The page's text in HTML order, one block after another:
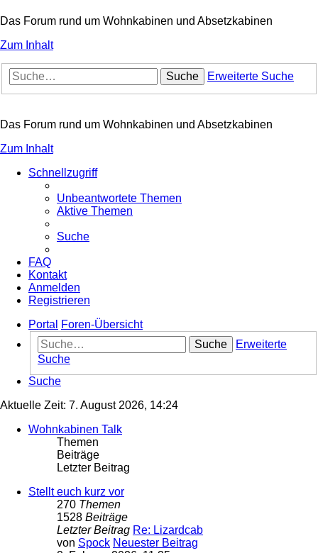
Das Forum rund um Wohnkabinen und Absetzkabinen
Zum Inhalt
Suche Erweiterte Suche
Das Forum rund um Wohnkabinen und Absetzkabinen
Zum Inhalt
Schnellzugriff
Unbeantwortete Themen
Aktive Themen
Suche
FAQ
Kontakt
Anmelden
Registrieren
Portal
Foren-Übersicht
Suche
Erweiterte
Suche
Suche
Aktuelle Zeit: 7. August 2026, 14:24
Wohnkabinen Talk
Themen
Beiträge
Letzter Beitrag
Stellt euch kurz vor
270 Themen
1528 Beiträge
Letzter Beitrag Re: Lizardcab
von Spock Neuester Beitrag